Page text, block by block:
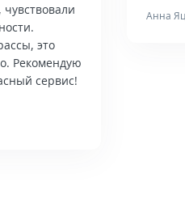
это
Рекомендую
сервис!
Анна